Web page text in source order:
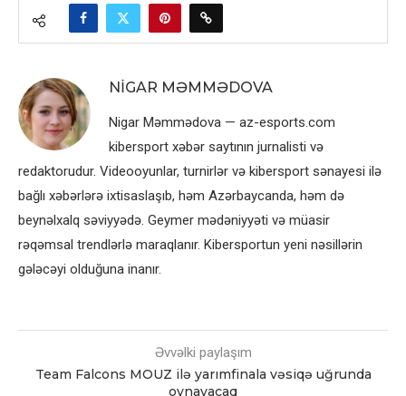
NIGAR MƏMMƏDOVA
Nigar Məmmədova — az-esports.com
kibersport xəbər saytının jurnalisti və
redaktorudur. Videooyunlar, turnirlər və kibersport sənayesi ilə
bağlı xəbərlərə ixtisaslaşıb, həm Azərbaycanda, həm də
beynəlxalq səviyyədə. Geymer mədəniyyəti və müasir
rəqəmsal trendlərlə maraqlanır. Kibersportun yeni nəsillərin
gələcəyi olduğuna inanır.
Əvvəlki paylaşım
Team Falcons MOUZ ilə yarımfinala vəsiqə uğrunda
oynayacaq